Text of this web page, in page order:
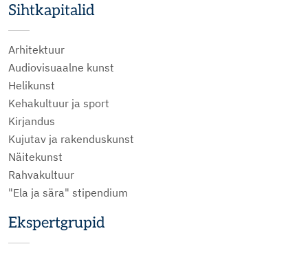
Sihtkapitalid
Arhitektuur
Audiovisuaalne kunst
Helikunst
Kehakultuur ja sport
Kirjandus
Kujutav ja rakenduskunst
Näitekunst
Rahvakultuur
"Ela ja sära" stipendium
Ekspertgrupid